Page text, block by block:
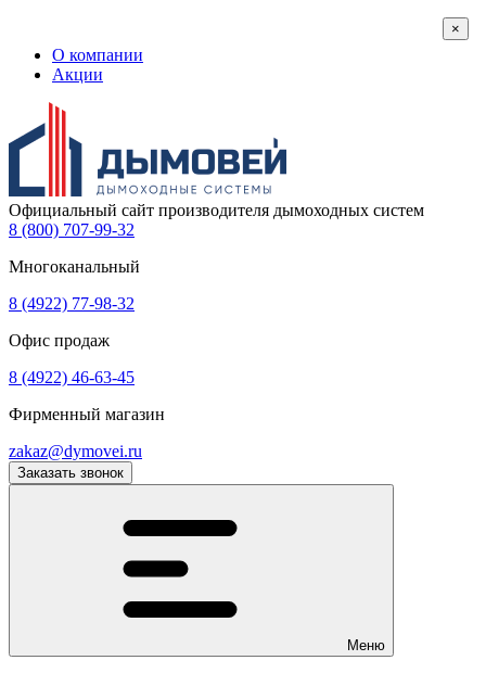
О компании
Акции
Официальный сайт производителя дымоходных систем
8 (800) 707-99-32
Многоканальный
8 (4922) 77-98-32
Офис продаж
8 (4922) 46-63-45
Фирменный магазин
zakaz@dymovei.ru
Заказать звонок
Меню
×